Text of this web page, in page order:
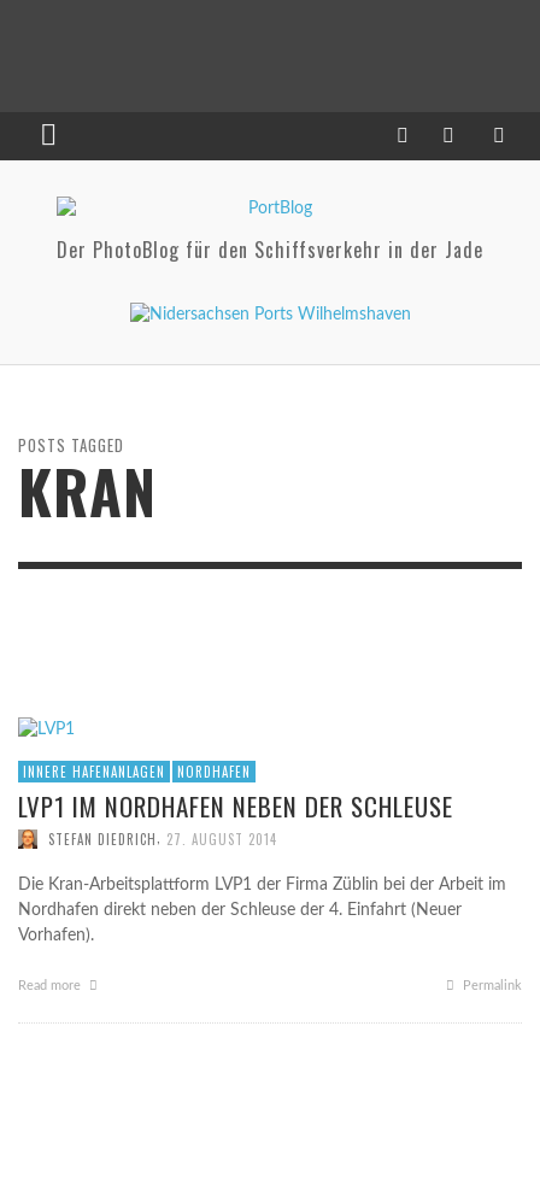
Der PhotoBlog für den Schiffsverkehr in der Jade
POSTS TAGGED
KRAN
INNERE HAFENANLAGEN NORDHAFEN
LVP1 IM NORDHAFEN NEBEN DER SCHLEUSE
STEFAN DIEDRICH 27. AUGUST 2014
Die Kran-Arbeitsplattform LVP1 der Firma Züblin bei der Arbeit im
Nordhafen direkt neben der Schleuse der 4. Einfahrt (Neuer
Vorhafen).
Read more Permalink